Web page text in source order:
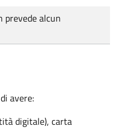
prevede alcun
avere:
digitale), carta